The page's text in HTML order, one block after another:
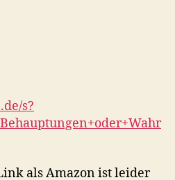
s?
als Amazon ist leider